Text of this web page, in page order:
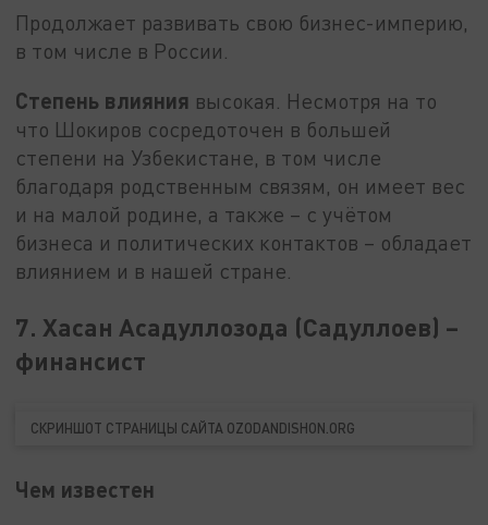
Продолжает развивать свою бизнес-империю,
в том числе в России.
Степень влияния высокая. Несмотря на то
что Шокиров сосредоточен в большей
степени на Узбекистане, в том числе
благодаря родственным связям, он имеет вес
и на малой родине, а также – с учётом
бизнеса и политических контактов – обладает
влиянием и в нашей стране.
7. Хасан Асадуллозода (Садуллоев) –
финансист
СКРИНШОТ СТРАНИЦЫ САЙТА OZODANDISHON.ORG
Чем известен